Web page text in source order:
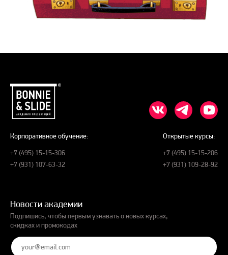
Корпоративное обучение:
+7 (495) 15-15-306
+7 (931) 107-63-32
Открытые курсы:
+7 (495) 15-15-206
+7 (931) 109-28-92
Новости академии
Подпишись, чтобы первым узнавать о новых курсах,
скидках и промокодах